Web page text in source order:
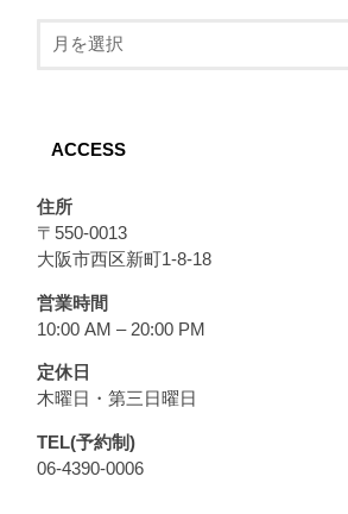
ACCESS
住所
〒550-0013
大阪市西区新町1-8-18
営業時間
10:00 AM – 20:00 PM
定休日
木曜日・第三日曜日
TEL(予約制)
06-4390-0006